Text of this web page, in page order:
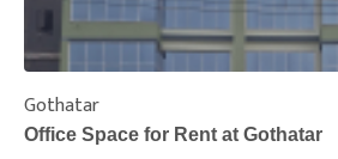
Gothatar
Office Space for Rent at Gothatar